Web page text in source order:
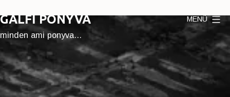
a
tartalomhoz
GÁLFI PONYVA
minden ami ponyva…
MENÜ